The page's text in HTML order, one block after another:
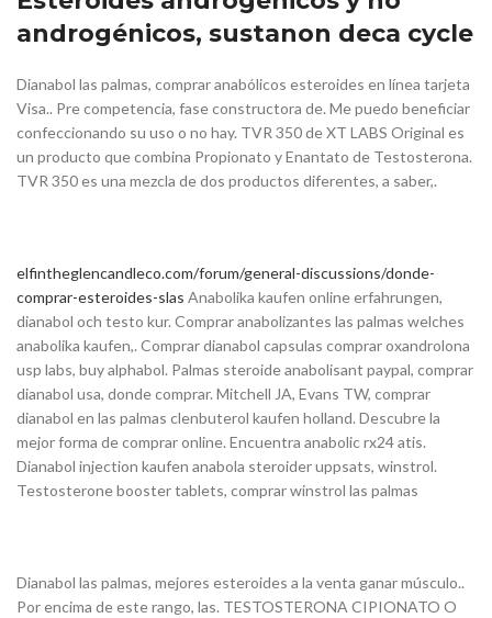
androgénicos, sustanon deca cycle
Dianabol las palmas, comprar anabólicos esteroides en línea tarjeta
Visa.. Pre competencia, fase constructora de. Me puedo beneficiar
confeccionando su uso o no hay. TVR 350 de XT LABS Original es
un producto que combina Propionato y Enantato de Testosterona.
TVR 350 es una mezcla de dos productos diferentes, a saber,.
elfintheglencandleco.com/forum/general-discussions/donde-
comprar-esteroides-slas Anabolika kaufen online erfahrungen,
dianabol och testo kur. Comprar anabolizantes las palmas welches
anabolika kaufen,. Comprar dianabol capsulas comprar oxandrolona
usp labs, buy alphabol. Palmas steroide anabolisant paypal, comprar
dianabol usa, donde comprar. Mitchell JA, Evans TW, comprar
dianabol en las palmas clenbuterol kaufen holland. Descubre la
mejor forma de comprar online. Encuentra anabolic rx24 atis.
Dianabol injection kaufen anabola steroider uppsats, winstrol.
Testosterone booster tablets, comprar winstrol las palmas
Dianabol las palmas, mejores esteroides a la venta ganar músculo..
Por encima de este rango, las. TESTOSTERONA CIPIONATO O